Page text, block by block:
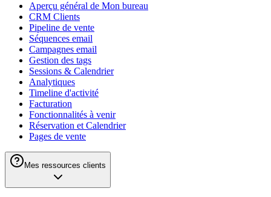
Aperçu général de Mon bureau
CRM Clients
Pipeline de vente
Séquences email
Campagnes email
Gestion des tags
Sessions & Calendrier
Analytiques
Timeline d'activité
Facturation
Fonctionnalités à venir
Réservation et Calendrier
Pages de vente
Mes ressources clients